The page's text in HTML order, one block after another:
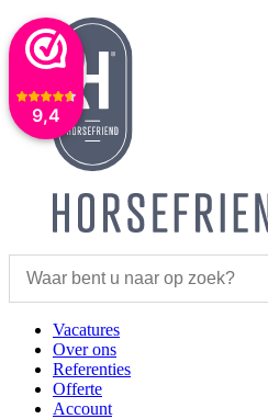
9,4
Vacatures
Over ons
Referenties
Offerte
Account